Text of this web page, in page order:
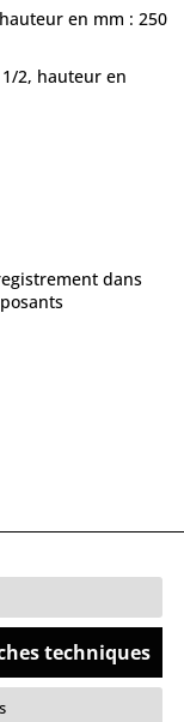
en mm : 250
2, hauteur en
dans
techniques